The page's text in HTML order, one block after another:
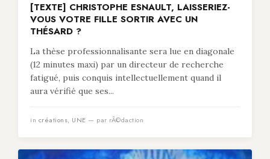
[TEXTE] CHRISTOPHE ESNAULT, LAISSERIEZ-
VOUS VOTRE FILLE SORTIR AVEC UN
THÉSARD ?
La thèse professionnalisante sera lue en diagonale
(12 minutes maxi) par un directeur de recherche
fatigué, puis conquis intellectuellement quand il
aura vérifié que ses...
in créations, UNE — par rÃ©daction